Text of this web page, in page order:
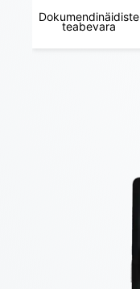
Dokumendinäidiste
teabevara